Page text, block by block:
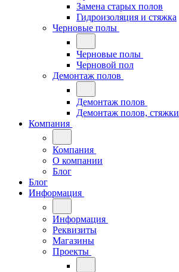
Замена старых полов
Гидроизоляция и стяжка
Черновые полы
Черновые полы
Черновой пол
Демонтаж полов
Демонтаж полов
Демонтаж полов, стяжки
Компания
Компания
О компании
Блог
Блог
Информация
Информация
Реквизиты
Магазины
Проекты